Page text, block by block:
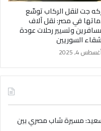
جت لنقل الركاب توسّع
في مصر: نقل آلاف
وتسيير رحلات عودة
السوريين
4, 2025
مسيرة شاب مصري بين